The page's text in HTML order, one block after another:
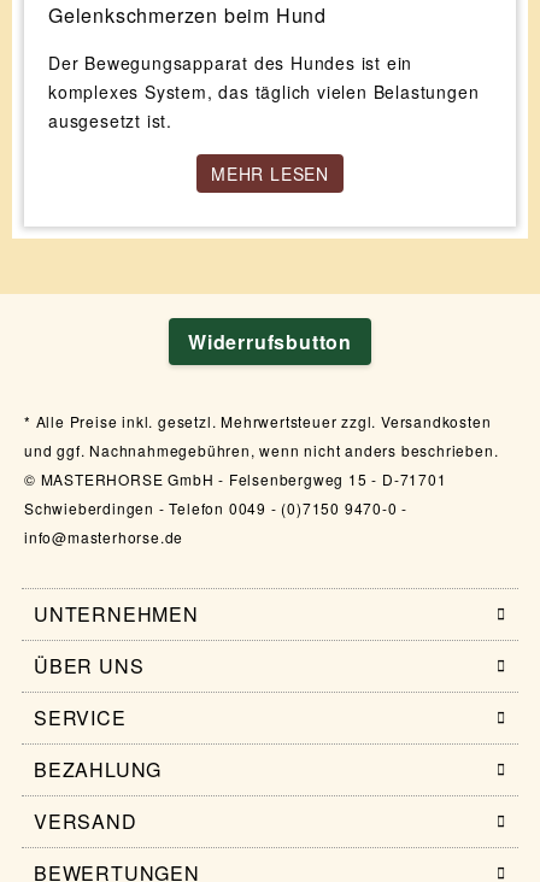
Gelenkschmerzen beim Hund
Der Bewegungsapparat des Hundes ist ein
komplexes System, das täglich vielen Belastungen
ausgesetzt ist.
MEHR LESEN
Widerrufsbutton
Alle Preise inkl. gesetzl. Mehrwertsteuer zzgl. Versandkosten
und ggf. Nachnahmegebühren, wenn nicht anders beschrieben.
© MASTERHORSE GmbH - Felsenbergweg 15 - D-71701
Schwieberdingen - Telefon 0049 - (0)7150 9470-0 -
info@masterhorse.de
UNTERNEHMEN
ÜBER UNS
SERVICE
BEZAHLUNG
VERSAND
BEWERTUNGEN